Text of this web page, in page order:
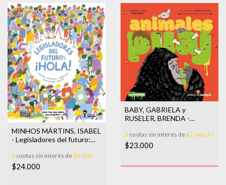
MINHOS MÁRTINS, ISABEL
- Legisladores del futuro:
3 cuotas sin interés de$8.000
$24.000
BABY, GABRIELA y
RUSELER, BRENDA -
3 cuotas sin interés de$7.666,67
$23.000